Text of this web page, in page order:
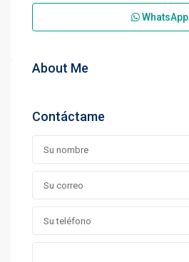
WhatsApp
About Me
Contáctame